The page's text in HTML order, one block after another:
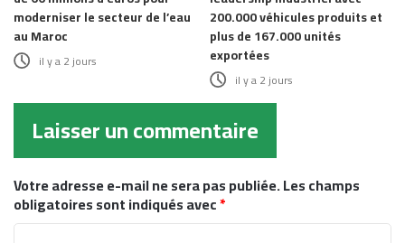
moderniser le secteur de l’eau
au Maroc
il y a 2 jours
200.000 véhicules produits et
plus de 167.000 unités
exportées
il y a 2 jours
Laisser un commentaire
Votre adresse e-mail ne sera pas publiée.Les champs
obligatoires sont indiqués avec*